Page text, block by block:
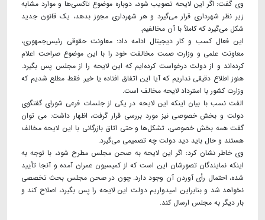
وی گفت: اگر این لایحه تصویب شود، دوباره موضوع تاکسی‌ها و موارد مشابه
زیر نظر شهرداری قرار می‌گیرد و هر شهرداری مجوز بدهد، یک قانون جدید
شکل می‌گیرد که کاملاً با آن مخالفیم.
این فعال کسب و کار دیجیتال ادامه داد: معاونت حقوقی رئیس‌جمهوری،
معاونت علمی و وزارت صمت مخالفت خود را با این موضوع صراحت اعلام
کرده‌اند و از دولت درخواست کرده‌ایم که این لایحه را از مجلس پس بگیرد.
هنوز اطلاع دقیقی نداریم که آیا این اتفاق افتاده یا خیر. فقط مطلع شدیم که
وزارت کشور با استرداد لایحه مخالف است.
الفت نسب با بیان اینکه این لایحه در یکی از جلسات فرعی شورای گفتگوی
دولت و بخش خصوصی نیز مورد بررسی قرار گرفت، اظهار داشت: می توان
گفت همه بخش خصوصی، تشکل‌ها و حتی اتاق بازرگانی با این لایحه مخالف
هستند و حال باید دید دولت چه تصمیمی می‌گیرد.
وی خاطر نشان کرد: اگر این لایحه به صحن مجلس مطرح شود، با توجه به
اینکه نمایندگان تصورشان این است که از کمیسیون عمران آمده و آنجا تأیید
شده، احتمال رأی آوردن آن وجود دارد. چون در صحن مجلس بحث تخصصی
نخواهد شد و بنابراین امیدواریم دولت این لایحه را پس بگیرد، اصلاح کند و
بار دیگر به مجلس ارسال کند.